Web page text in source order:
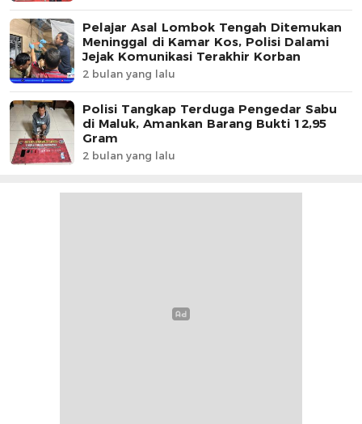
Pelajar Asal Lombok Tengah Ditemukan
Meninggal di Kamar Kos, Polisi Dalami
Jejak Komunikasi Terakhir Korban
2 bulan yang lalu
Polisi Tangkap Terduga Pengedar Sabu
di Maluk, Amankan Barang Bukti 12,95
Gram
2 bulan yang lalu